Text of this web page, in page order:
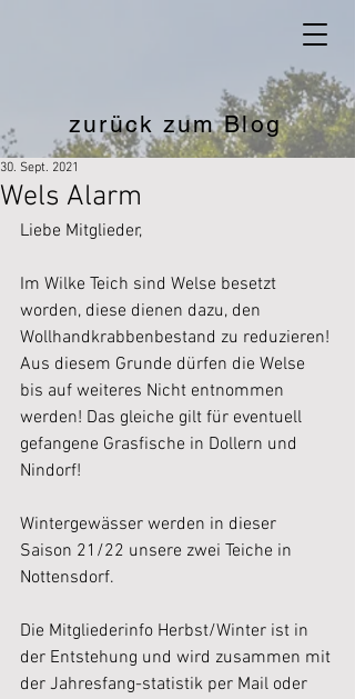
zurück zum Blog
Wels Alarm
30. Sept. 2021
Liebe Mitglieder,
Im Wilke Teich sind Welse besetzt
worden, diese dienen dazu, den
Wollhandkrabbenbestand zu reduzieren!
Aus diesem Grunde dürfen die Welse
bis auf weiteres Nicht entnommen
werden! Das gleiche gilt für eventuell
gefangene Grasfische in Dollern und
Nindorf!
Wintergewässer werden in dieser
Saison 21/22 unsere zwei Teiche in
Nottensdorf.
Die Mitgliederinfo Herbst/Winter ist in
der Entstehung und wird zusammen mit
der Jahresfang-statistik per Mail oder